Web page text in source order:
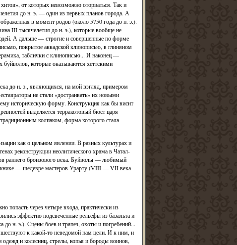
от которых невозможно оторваться. Так и
до н. э. — один из первых планов города. А
в момент родов (около 5750 года до н. э.).
III тысячелетия до н. э.), которые вообще не
А дальше — строгие и совершенные по форме
покрытое аккадской клинописью, в глиняном
таблички с клинописью... И наконец —
буйволов, которые оказываются хеттскими
до н. э., являющихся, на мой взгляд, примером
не стали «достраивать» их новыми
историческую форму. Конструкция как бы висит
выделяется терракотовый бюст царя
колпаком, форма которого стала
как о цельном явлении. В разных культурах и
реконструкции неолитического храма в Чатал-
раннего бронзового века. Буйволы — любимый
— шедевре мастеров Урарту (VIII — VII века
попасть через четыре входа, практически из
эффектно подсвеченные рельефы из базальта и
н. э.). Сцены боев и трапез, охоты и погребений...
к какой-то неведомой нам цели. И к ним, и
и колесниц, стрелы, копья и бороды воинов,